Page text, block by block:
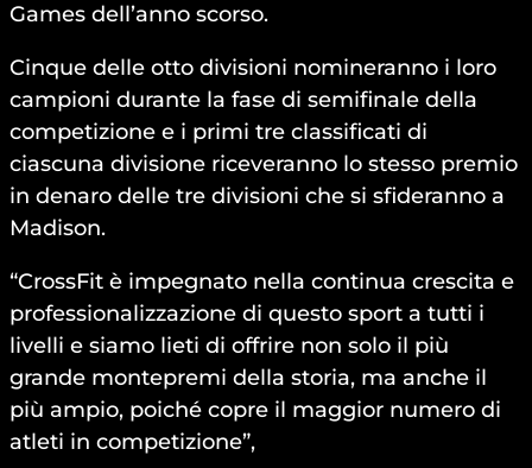
Games dell’anno scorso.
Cinque delle otto divisioni nomineranno i loro
campioni durante la fase di semifinale della
competizione e i primi tre classificati di
ciascuna divisione riceveranno lo stesso premio
in denaro delle tre divisioni che si sfideranno a
Madison.
“CrossFit è impegnato nella continua crescita e
professionalizzazione di questo sport a tutti i
livelli e siamo lieti di offrire non solo il più
grande montepremi della storia, ma anche il
più ampio, poiché copre il maggior numero di
atleti in competizione”,